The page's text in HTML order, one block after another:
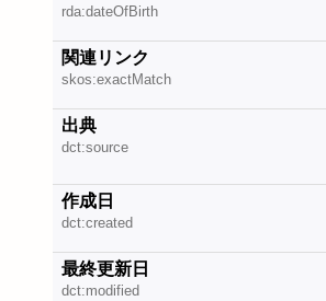
rda:dateOfBirth
関連リンク
skos:exactMatch
出典
dct:source
作成日
dct:created
最終更新日
dct:modified